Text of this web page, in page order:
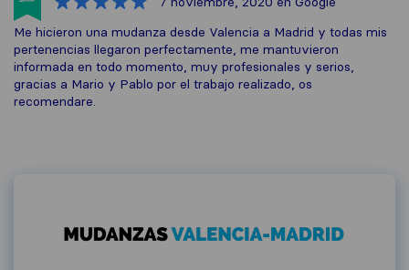
Me hicieron una mudanza desde Valencia a Madrid y todas mis
pertenencias llegaron perfectamente, me mantuvieron
informada en todo momento, muy profesionales y serios,
gracias a Mario y Pablo por el trabajo realizado, os
recomendare.